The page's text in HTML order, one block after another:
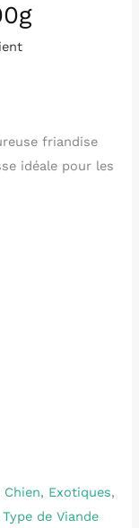
friandise
idéale pour les
Chien, Exotiques,
Type de Viande